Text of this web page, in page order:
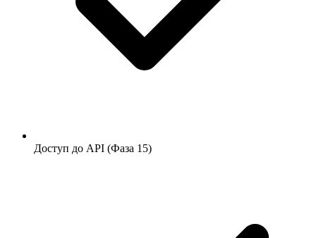
Доступ до API (Фаза 15)